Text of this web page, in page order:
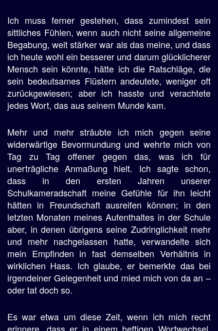
Ich muss ferner gestehen, dass zumindest sein
sittliches Fühlen, wenn auch nicht seine allgemeine
Begabung, weit stärker war als das meine, und dass
ich heute wohl ein besserer und darum glücklicherer
Mensch sein könnte, hätte ich die Ratschläge, die
sein bedeutsames Flüstern andeutete, weniger oft
zurückgewiesen; aber ich hasste und verachtete
jedes Wort, das aus seinem Munde kam.
Mehr und mehr sträubte ich mich gegen seine
widerwärtige Bevormundung und wehrte mich von
Tag zu Tag offener gegen das, was ich für
unerträgliche Anmaßung hielt. Ich sagte schon,
dass in den ersten Jahren unserer
Schulkameradschaft meine Gefühle für ihn leicht
hätten in Freundschaft ausreifen können; in den
letzten Monaten meines Aufenthaltes in der Schule
aber, in denen übrigens seine Zudringlichkeit mehr
und mehr nachgelassen hatte, verwandelte sich
mein Empfinden in fast demselben Verhältnis in
wirklichen Hass. Ich glaube, er bemerkte das bei
irgendeiner Gelegenheit und mied mich von da an –
oder tat doch so.
Es war etwa um diese Zeit, wenn ich mich recht